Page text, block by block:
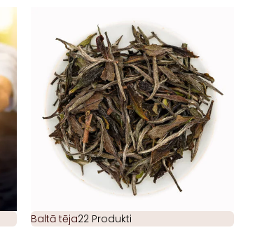
Baltā tēja22 Produkti